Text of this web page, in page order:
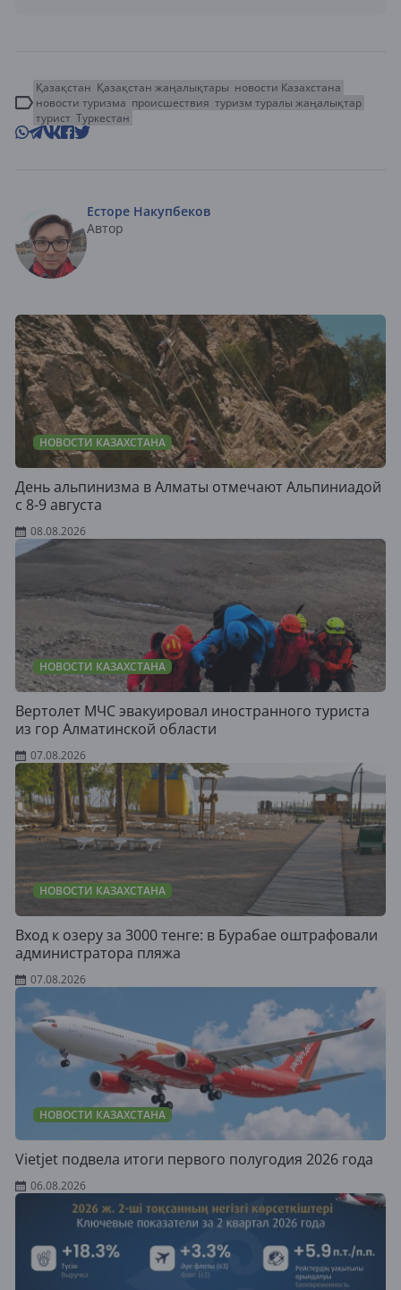
Қазақстан Қазақстан жаңалықтары новости Казахстана
новости туризма происшествия туризм туралы жаңалықтар
турист Туркестан
Есторе Накупбеков
Автор
НОВОСТИ КАЗАХСТАНА
День альпинизма в Алматы отмечают Альпиниадой
с 8-9 августа
08.08.2026
НОВОСТИ КАЗАХСТАНА
Вертолет МЧС эвакуировал иностранного туриста
из гор Алматинской области
07.08.2026
НОВОСТИ КАЗАХСТАНА
Вход к озеру за 3000 тенге: в Бурабае оштрафовали
администратора пляжа
07.08.2026
НОВОСТИ КАЗАХСТАНА
Vietjet подвела итоги первого полугодия 2026 года
06.08.2026